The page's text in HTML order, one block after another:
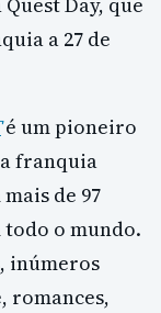
a 27 de
é um pioneiro
franquia
de 97
o mundo.
inúmeros
romances,